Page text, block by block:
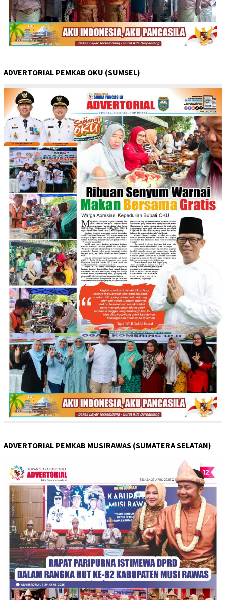
ADVERTORIAL PEMKAB OKU (SUMSEL)
ADVERTORIAL PEMKAB MUSIRAWAS (SUMATERA SELATAN)